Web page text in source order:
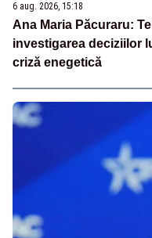
6 aug. 2026, 15:18
Ana Maria Păcuraru:
investigarea deciziilor
criză enegetică